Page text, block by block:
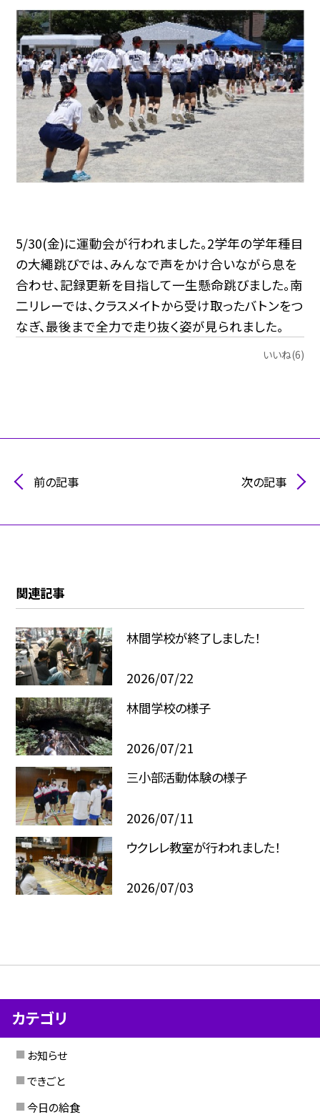
5/30(金)に運動会が行われました。2学年の学年種目
の大繩跳びでは、みんなで声をかけ合いながら息を
合わせ、記録更新を目指して一生懸命跳びました。南
二リレーでは、クラスメイトから受け取ったバトンをつ
なぎ、最後まで全力で走り抜く姿が見られました。
いいね(6)
前の記事 次の記事
関連記事
林間学校が終了しました！
2026/07/22
林間学校の様子
2026/07/21
三小部活動体験の様子
2026/07/11
ウクレレ教室が行われました！
2026/07/03
カテゴリ
お知らせ
できごと
今日の給食